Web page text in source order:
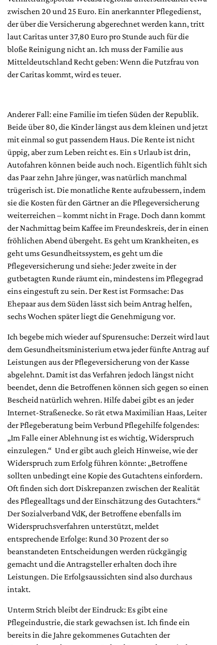
zwischen 20 und 25 Euro. Ein anerkannter Pflegedienst,
der über die Versicherung abgerechnet werden kann, tritt
laut Caritas unter 37,80 Euro pro Stunde auch für die
bloße Reinigung nicht an. Ich muss der Familie aus
Mitteldeutschland Recht geben: Wenn die Putzfrau von
der Caritas kommt, wird es teuer.
Anderer Fall: eine Familie im tiefen Süden der Republik.
Beide über 80, die Kinder längst aus dem kleinen und jetzt
mit einmal so gut passendem Haus. Die Rente ist nicht
üppig, aber zum Leben reicht es. Ein s Urlaub ist drin,
Autofahren können beide auch noch. Eigentlich fühlt sich
das Paar zehn Jahre jünger, was natürlich manchmal
trügerisch ist. Die monatliche Rente aufzubessern, indem
sie die Kosten für den Gärtner an die Pflegeversicherung
weiterreichen – kommt nicht in Frage. Doch dann kommt
der Nachmittag beim Kaffee im Freundeskreis, der in einen
fröhlichen Abend übergeht. Es geht um Krankheiten, es
geht ums Gesundheitssystem, es geht um die
Pflegeversicherung und siehe: Jeder zweite in der
gutbetagten Runde räumt ein, mindestens im Pflegegrad
eins eingestuft zu sein. Der Rest ist Formsache: Das
Ehepaar aus dem Süden lässt sich beim Antrag helfen,
sechs Wochen später liegt die Genehmigung vor.
Ich begebe mich wieder auf Spurensuche: Derzeit wird laut
dem Gesundheitsministerium etwa jeder fünfte Antrag auf
Leistungen aus der Pflegeversicherung von der Kasse
abgelehnt. Damit ist das Verfahren jedoch längst nicht
beendet, denn die Betroffenen können sich gegen so einen
Bescheid natürlich wehren. Hilfe dabei gibt es an jeder
Internet-Straßenecke. So rät etwa Maximilian Haas, Leiter
der Pflegeberatung beim Verbund Pflegehilfe folgendes:
„Im Falle einer Ablehnung ist es wichtig, Widerspruch
einzulegen.“ Und er gibt auch gleich Hinweise, wie der
Widerspruch zum Erfolg führen könnte: „Betroffene
sollten unbedingt eine Kopie des Gutachtens einfordern.
Oft finden sich dort Diskrepanzen zwischen der Realität
des Pflegealltags und der Einschätzung des Gutachters.“
Der Sozialverband VdK, der Betroffene ebenfalls im
Widerspruchsverfahren unterstützt, meldet
entsprechende Erfolge: Rund 30 Prozent der so
beanstandeten Entscheidungen werden rückgängig
gemacht und die Antragsteller erhalten doch ihre
Leistungen. Die Erfolgsaussichten sind also durchaus
intakt.
Unterm Strich bleibt der Eindruck: Es gibt eine
Pflegeindustrie, die stark gewachsen ist. Ich finde ein
bereits in die Jahre gekommenes Gutachten der